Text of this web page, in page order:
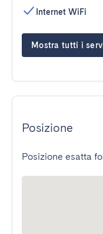
Internet WiFi
Mostra tutti i
Posizione
Posizione esatta